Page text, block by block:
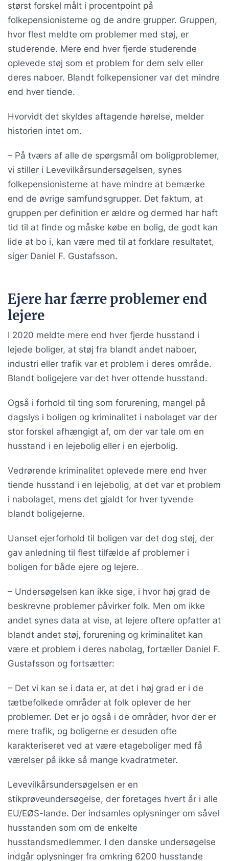
størst forskel målt i procentpoint på
folkepensionisterne og de andre grupper. Gruppen,
hvor flest meldte om problemer med støj, er
studerende. Mere end hver fjerde studerende
oplevede støj som et problem for dem selv eller
deres naboer. Blandt folkepensioner var det mindre
end hver tiende.
Hvorvidt det skyldes aftagende hørelse, melder
historien intet om.
– På tværs af alle de spørgsmål om boligproblemer,
vi stiller i Levevilkårsundersøgelsen, synes
folkepensionisterne at have mindre at bemærke
end de øvrige samfundsgrupper. Det faktum, at
gruppen per definition er ældre og dermed har haft
tid til at finde og måske købe en bolig, de godt kan
lide at bo i, kan være med til at forklare resultatet,
siger Daniel F. Gustafsson.
Ejere har færre problemer end
lejere
I 2020 meldte mere end hver fjerde husstand i
lejede boliger, at støj fra blandt andet naboer,
industri eller trafik var et problem i deres område.
Blandt boligejere var det hver ottende husstand.
Også i forhold til ting som forurening, mangel på
dagslys i boligen og kriminalitet i nabolaget var der
stor forskel afhængigt af, om der var tale om en
husstand i en lejebolig eller i en ejerbolig.
Vedrørende kriminalitet oplevede mere end hver
tiende husstand i en lejebolig, at det var et problem
i nabolaget, mens det gjaldt for hver tyvende
blandt boligejerne.
Uanset ejerforhold til boligen var det dog støj, der
gav anledning til flest tilfælde af problemer i
boligen for både ejere og lejere.
– Undersøgelsen kan ikke sige, i hvor høj grad de
beskrevne problemer påvirker folk. Men om ikke
andet synes data at vise, at lejere oftere opfatter at
blandt andet støj, forurening og kriminalitet kan
være et problem i deres nabolag, fortæller Daniel F.
Gustafsson og fortsætter:
– Det vi kan se i data er, at det i høj grad er i de
tætbefolkede områder at folk oplever de her
problemer. Det er jo også i de områder, hvor der er
mere trafik, og boligerne er desuden ofte
karakteriseret ved at være etageboliger med få
værelser på ikke så mange kvadratmeter.
Levevilkårsundersøgelsen er en
stikprøveundersøgelse, der foretages hvert år i alle
EU/EØS-lande. Der indsamles oplysninger om såvel
husstanden som om de enkelte
husstandsmedlemmer. I den danske undersøgelse
indgår oplysninger fra omkring 6200 husstande